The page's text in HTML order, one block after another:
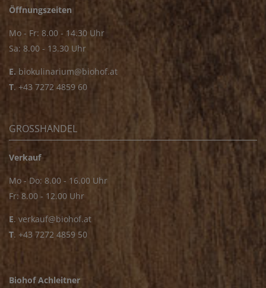
Öffnungszeiten
Mo - Fr: 8.00 - 14.30 Uhr
Sa: 8.00 - 13.30 Uhr
E. biokulinarium@biohof.at
T. +43 7272 4859 60
GROSSHANDEL
Verkauf
Mo - Do: 8.00 - 16.00 Uhr
Fr: 8.00 - 12.00 Uhr
E. verkauf@biohof.at
T. +43 7272 4859 50
Biohof Achleitner